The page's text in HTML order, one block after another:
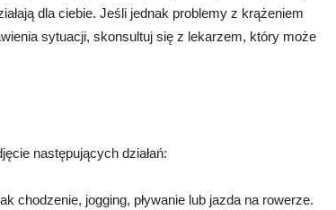
dla ciebie. Jeśli jednak problemy z krążeniem
sytuacji, skonsultuj się z lekarzem, który może
następujących działań:
chodzenie, jogging, pływanie lub jazda na rowerze.